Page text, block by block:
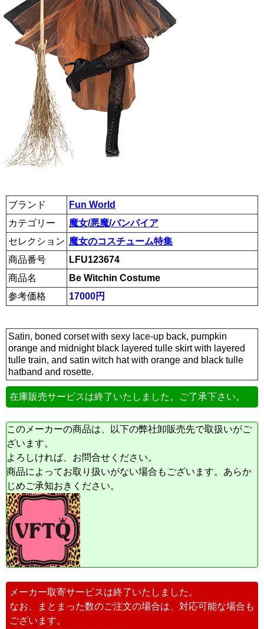
ブランド
Fun World
カテゴリー
魔女/悪魔/バンパイア
セレクション 魔女のコスチューム特集
商品番号
LFU123674
商品名
Be Witchin Costume
参考価格
17000円
Satin, boned corset with sexy lace-up back, pumpkin
orange and midnight black layered tulle skirt with layered
tulle train, and satin witch hat with orange and black tulle
hatband and rosette.
在庫販売サービスは終了いたしました。ご了承下さい。
このメーカーの商品は、以下の弊社卸販売先で取扱いがご
ざいます。
よろしければ、お問合せください。
商品によってお取り扱いがない場合もございます。あらか
じめご承知おきください。
メーカー取寄サービスは終了いたしました。
なお、まとまった数のご注文の場合は、対応可能な場合も
ございます。